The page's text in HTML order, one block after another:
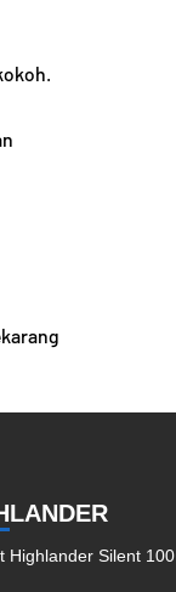
Highlander Silent 100